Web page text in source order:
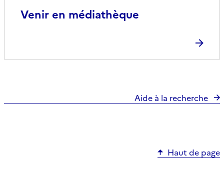
Venir en médiathèque
Aide à la recherche
Haut de page